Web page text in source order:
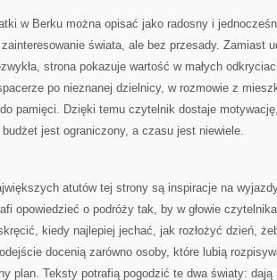
w Berku można opisać jako radosny i
świata, ale bez przesady. Zamiast
strona pokazuje wartość w małych
po nieznanej dzielnicy, w rozmowie z
pamięci. Dzięki temu czytelnik dostaje
jest ograniczony, a czasu jest niewiele.
atutów tej strony są inspiracje na
opowiedzieć o podróży tak, by w głowie
kiedy najlepiej jechać, jak rozłożyć dzień,
docenią zarówno osoby, które lubią
plan. Teksty potrafią pogodzić te dwa światy: dają